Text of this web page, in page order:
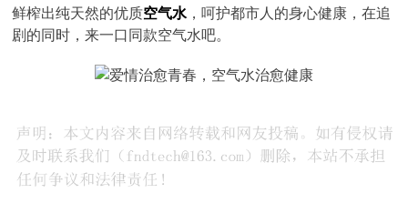
鲜榨出纯天然的优质空气水 ，呵护都市人的身心健康，在追
剧的同时，来一口同款空气水吧。